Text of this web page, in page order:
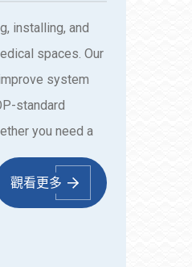
installing, and
spaces. Our
system
standard
you need a
stop solutions
觀看更多